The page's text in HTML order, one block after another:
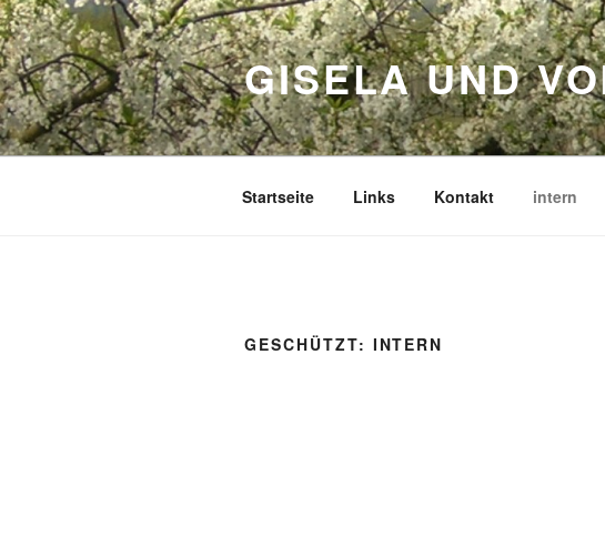
Zum
Inhalt
springen
GISELA UND
Startseite Links Kontakt intern
GESCHÜTZT: INTERN